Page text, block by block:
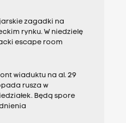
zagadki na
rynku. W niedzielę
escape room
wiaduktu na al. 29
rusza w
Będą spore